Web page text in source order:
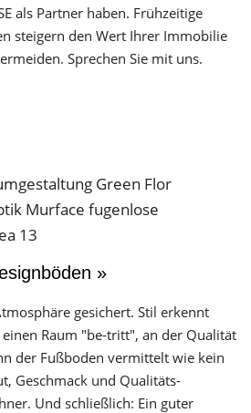
als Partner haben. Frühzeitige
steigern den Wert Ihrer Immobilie
Sprechen Sie mit uns.
»
gesichert. Stil erkennt
Raum "be-tritt", an der Qualität
der Fuß­boden vermittelt wie kein
Geschmack und Qualitäts­
Und schließlich: Ein guter